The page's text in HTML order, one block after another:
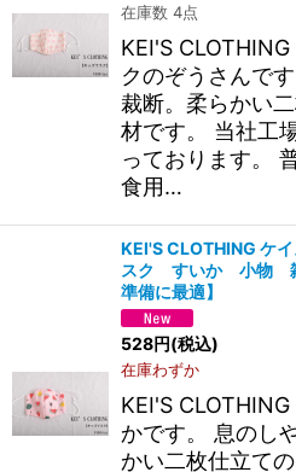
在庫数 4点
KEI'S
クのぞうさんで
裁断。柔らかい
材です。 当社工
っております。
食用…
KEI'S CLOTHING ケ
スク すいか 小物
準備に最適】
528円(税込)
在庫わずか
KEI'S
かです。 息のし
かい二枚仕立て